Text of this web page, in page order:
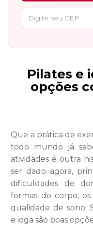
Pilates e
opções
Que a prática de
todo mundo já
atividades é outra
ser dado agora,
dificuldades de
formas do corpo,
qualidade de sono.
e ioga são boas